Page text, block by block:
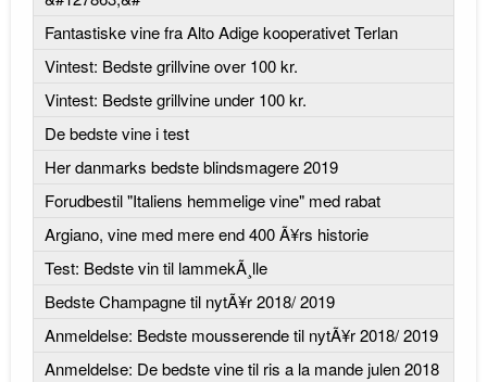
Fantastiske vine fra Alto Adige kooperativet Terlan
Vintest: Bedste grillvine over 100 kr.
Vintest: Bedste grillvine under 100 kr.
De bedste vine i test
Her danmarks bedste blindsmagere 2019
Forudbestil "Italiens hemmelige vine" med rabat
Argiano, vine med mere end 400 Ã¥rs historie
Test: Bedste vin til lammekÃ¸lle
Bedste Champagne til nytÃ¥r 2018/ 2019
Anmeldelse: Bedste mousserende til nytÃ¥r 2018/ 2019
Anmeldelse: De bedste vine til ris a la mande julen 2018